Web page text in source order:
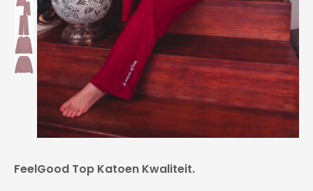
FeelGood Top Katoen Kwaliteit.